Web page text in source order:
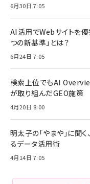
6月30日 7:05
AI活用でWebサイトを
つの新基準」とは？
6月24日 7:05
検索上位でもAI
が取り組んだGEO施策
4月20日 8:00
明太子の「やまや」に聞
るデータ活用術
4月14日 7:05